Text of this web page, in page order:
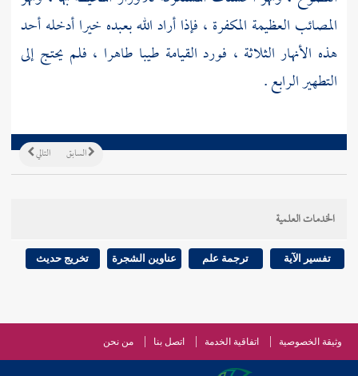
المصائب العظيمة المكفرة ، فإذا أراد الله بعبده خيرا أدخله أحد
هذه الأنهار الثلاثة ، فورد القيامة طيبا طاهرا ، فلم يحتج إلى
التطهير الرابع .
التالي السابق
الخدمات العلمية
تفسير الآية ترجمة علم عناوين الشجرة تخريج حديث
وثيقة الخصوصية اتفاقية الخدمة اتصل بنا من نحن